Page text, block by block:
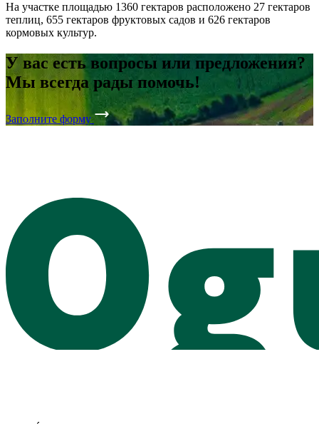
На участке площадью 1360 гектаров расположено 27 гектаров
теплиц, 655 гектаров фруктовых садов и 626 гектаров
кормовых культур.
У вас есть вопросы или предложения?
Мы всегда рады помочь!
Заполните форму